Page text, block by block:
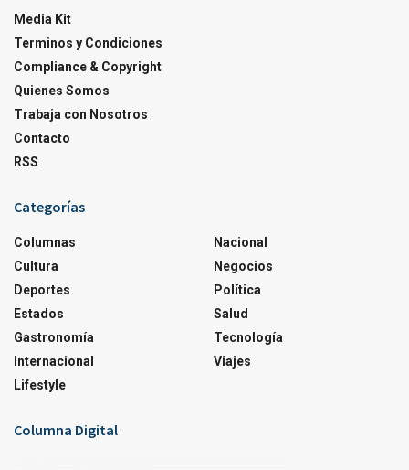
Media Kit
Terminos y Condiciones
Compliance & Copyright
Quienes Somos
Trabaja con Nosotros
Contacto
RSS
Categorías
Columnas
Cultura
Deportes
Estados
Gastronomía
Internacional
Lifestyle
Nacional
Negocios
Política
Salud
Tecnología
Viajes
Columna Digital